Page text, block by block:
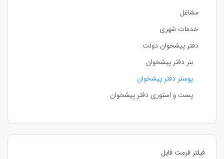
مشاغل
خدمات شهری
دفتر پیشخوان دولت
بنر دفتر پیشخوان
پوستر دفتر پیشخوان
پست و استوری دفتر پیشخوان
فیلتر فرمت فایل